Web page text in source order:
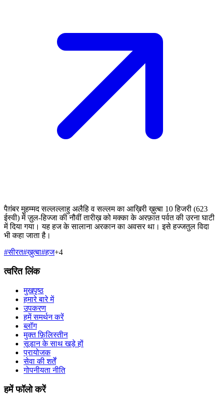
पैग़ंबर मुहम्मद सल्लल्लाहु अलैहि व सल्लम का आख़िरी ख़ुत्बा 10 हिजरी (623
ईस्वी) में ज़ुल-हिज्जा की नौवीं तारीख़ को मक्का के अरफ़ात पर्वत की उरना घाटी
में दिया गया। यह हज के सालाना अरकान का अवसर था। इसे हज्जतुल विदा
भी कहा जाता है।
#सीरत#ख़ुत्बा#हज+4
त्वरित लिंक
मुखपृष्ठ
हमारे बारे में
उपकरण
हमें समर्थन करें
ब्लॉग
मुक्त फ़िलिस्तीन
सूडान के साथ खड़े हों
प्रायोजक
सेवा की शर्तें
गोपनीयता नीति
हमें फॉलो करें